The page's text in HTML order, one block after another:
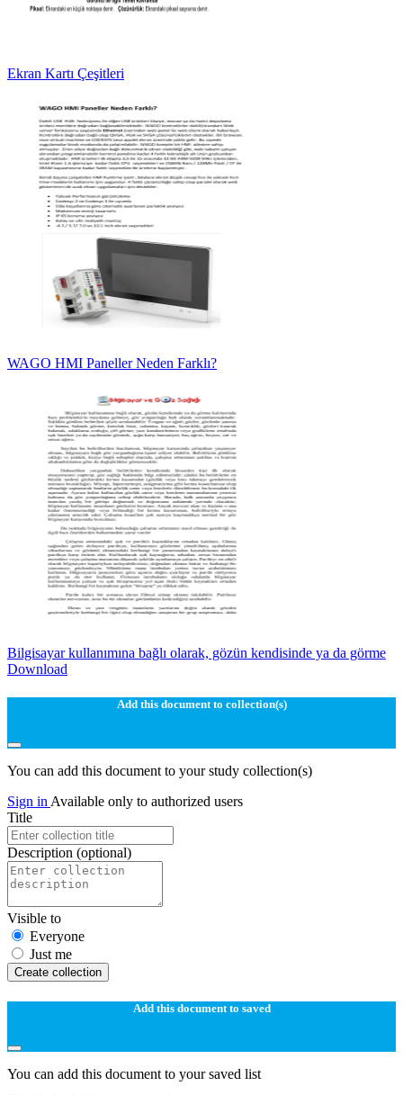
Ekran Kartı Çeşitleri
WAGO HMI Paneller Neden Farklı?
Bilgisayar kullanımına bağlı olarak, gözün kendisinde ya da görme
Download
Add this document to collection(s)
You can add this document to your study collection(s)
Sign in Available only to authorized users
Title
Description (optional)
Visible to
Everyone
Just me
Create collection
Add this document to saved
You can add this document to your saved list